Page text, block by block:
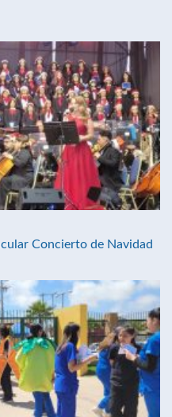
Concierto de Navidad